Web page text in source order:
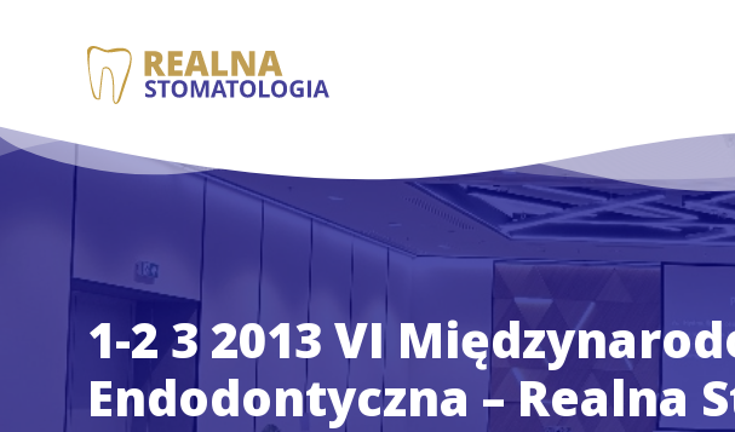
1-2 3 2013 VI
Endodontyczna – Realna